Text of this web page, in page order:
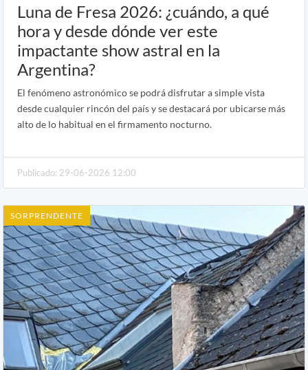
Luna de Fresa 2026: ¿cuándo, a qué
hora y desde dónde ver este
impactante show astral en la
Argentina?
El fenómeno astronómico se podrá disfrutar a simple vista
desde cualquier rincón del país y se destacará por ubicarse más
alto de lo habitual en el firmamento nocturno.
Publicado: 29-06-2026 12:00
SORPRENDENTE